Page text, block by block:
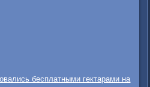
бесплатными гектарами на